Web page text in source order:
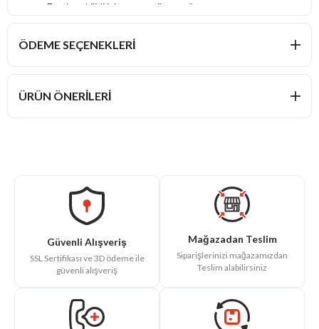
Emniyet kilidi için manyetik sensör
Ebat: 200x230x520 mm
Güç: 2200 W/ 220 V/50 Hz
Hazne Kapasitesi: 2
ÖDEME SEÇENEKLERI
ÜRÜN ÖNERILERI
Güvenli Alışveriş
SSL Sertifikası ve 3D ödeme ile
güvenli alışveriş
Mağazadan Teslim
Siparişlerinizi mağazamızdan
Teslim alabilirsiniz